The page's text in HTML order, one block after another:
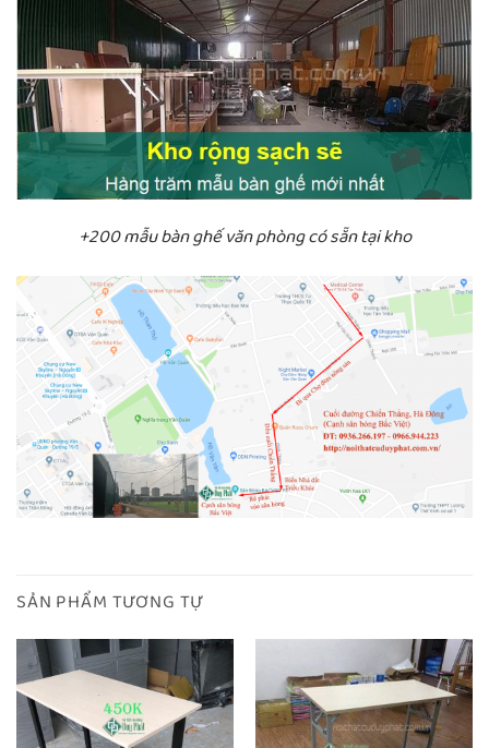
+200 mẫu bàn ghế văn phòng có sẵn tại kho
SẢN PHẨM TƯƠNG TỰ